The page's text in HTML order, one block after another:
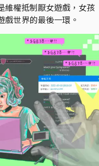
維權抵制厭女遊戲，女孩
世界的最後一環。